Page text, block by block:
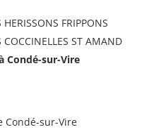
FRIPPONS
COCCINELLES ST AMAND
Condé-sur-Vire
Condé-sur-Vire